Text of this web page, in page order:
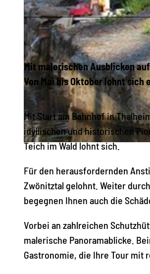
© Vanessa Schüppel, Greifensteinregion | CC-BY-ND
Mit malerischen Ausblicken
Von Mai bis Oktober lohnt sich
Mit Start am Bahnhof in
idyllischen und historischen
Teich im Wald lohnt sich.
Für den herausfordernden
Zwönitztal gelohnt. Weiter
begegnen Ihnen auch die
Vorbei an zahlreichen
malerische Panoramablicke.
Gastronomie, die Ihre Tour mit